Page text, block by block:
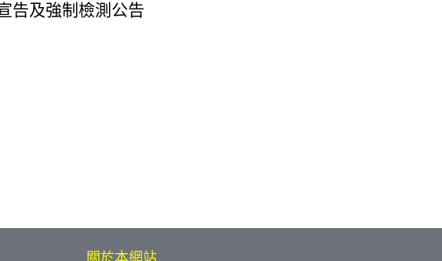
告及強制檢測公告